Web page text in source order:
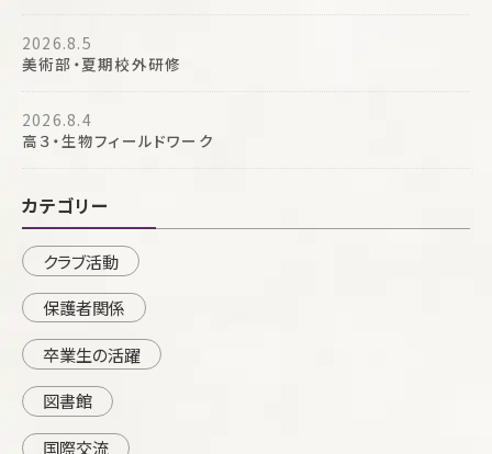
2026.8.5
美術部・夏期校外研修
2026.8.4
高３・生物フィールドワーク
カテゴリー
クラブ活動
保護者関係
卒業生の活躍
図書館
国際交流